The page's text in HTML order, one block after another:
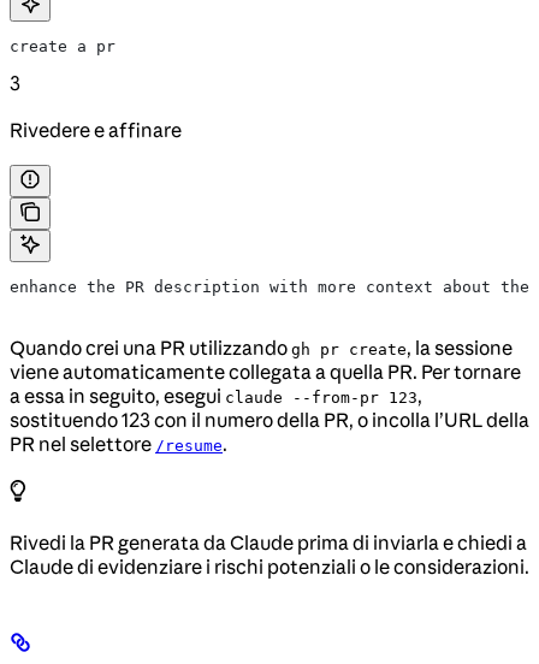
create a pr
3
Rivedere e affinare
enhance the PR description with more context about the
Quando crei una PR utilizzando gh pr create, la sessione
viene automaticamente collegata a quella PR. Per tornare
a essa in seguito, esegui claude --from-pr 123,
sostituendo 123 con il numero della PR, o incolla l’URL della
PR nel selettore /resume.
Rivedi la PR generata da Claude prima di inviarla e chiedi a
Claude di evidenziare i rischi potenziali o le considerazioni.